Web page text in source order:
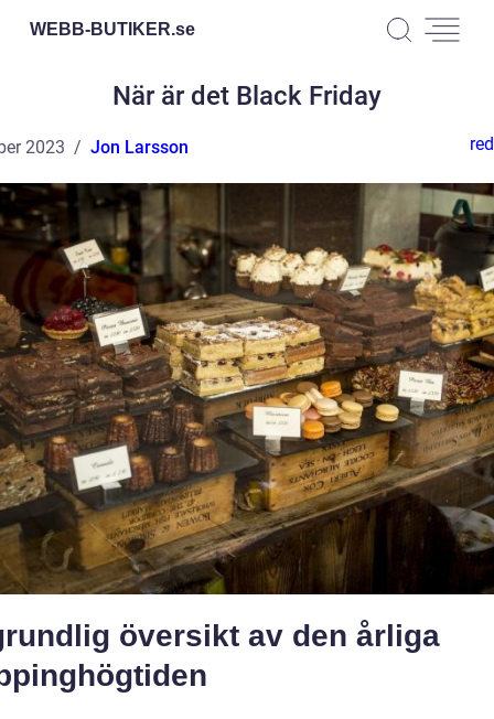
WEBB-BUTIKER.se
När är det Black Friday
2023 Jon Larsson
översikt av den årliga